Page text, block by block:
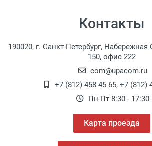
Контакты
190020, г. Санкт-Петербург,
150, офис 222
com@upacom.ru
+7 (812) 458 45 65, +7 (812)
Пн-Пт 8:30 - 17:30
Карта проезда